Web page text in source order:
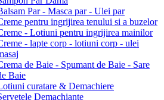
Par - Masca par - Ulei par
pentru ingrijirea tenului si a buzelor
- Lotiuni pentru ingrijirea mainilor
- lapte corp - lotiuni corp - ulei
de Baie - Spumant de Baie - Sare
Baie
curatare & Demachiere
Demachiante